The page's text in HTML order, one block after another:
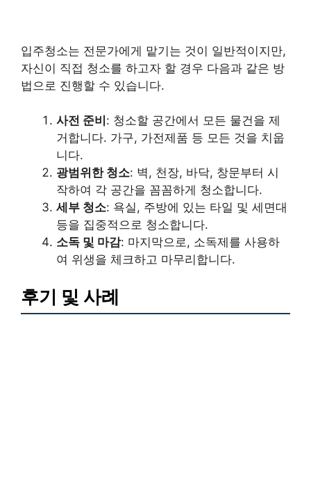
입주청소는 전문가에게 맡기는 것이 일반적이지만,
자신이 직접 청소를 하고자 할 경우 다음과 같은 방
법으로 진행할 수 있습니다.
사전 준비 : 청소할 공간에서 모든 물건을 제
거합니다. 가구, 가전제품 등 모든 것을 치웁
니다.
광범위한 청소: 벽, 천장, 바닥, 창문부터 시
작하여 각 공간을 꼼꼼하게 청소합니다.
세부 청소: 욕실, 주방에 있는 타일 및 세면대
등을 집중적으로 청소합니다.
소독 및 마감: 마지막으로, 소독제를 사용하
여 위생을 체크하고 마무리합니다.
후기 및 사례